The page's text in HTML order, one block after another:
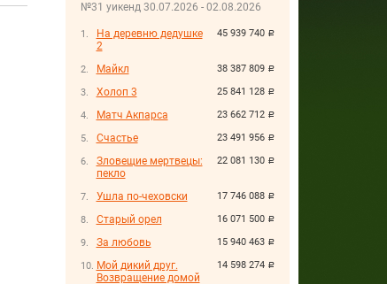
№31 уикенд 30.07.2026 - 02.08.2026
45 939 740 руб.
На деревню дедушке
2
38 387 809 руб.
Майкл
25 841 128 руб.
Холоп 3
23 662 712 руб.
Матч Акпарса
23 491 956 руб.
Счастье
22 081 130 руб.
Зловещие мертвецы:
пекло
17 746 088 руб.
Ушла по-чеховски
16 071 500 руб.
Старый орел
15 940 463 руб.
За любовь
14 598 274 руб.
Мой дикий друг.
Возвращение домой